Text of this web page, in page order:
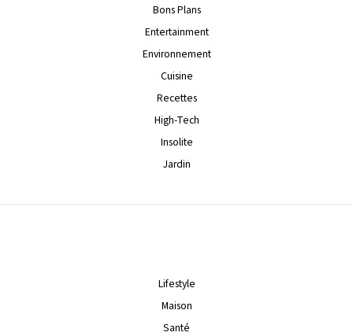
Bons Plans
Entertainment
Environnement
Cuisine
Recettes
High-Tech
Insolite
Jardin
Lifestyle
Maison
Santé